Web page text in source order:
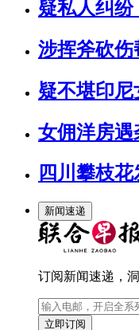
疑私人纠
涉挥斧砍伤
疑不堪印
女佣洋房遇
四川攀枝
新闻速递
订阅新闻速递，
立即订阅